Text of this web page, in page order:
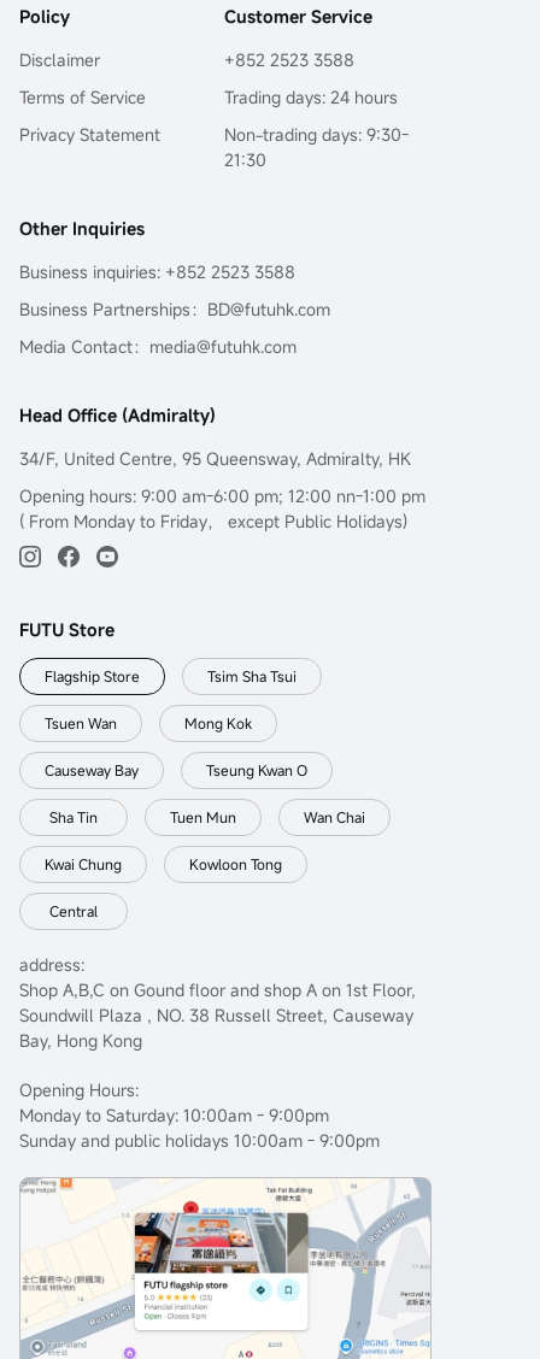
Policy
Disclaimer
Terms of Service
Privacy Statement
Customer Service
+852 2523 3588
Trading days: 24 hours
Non-trading days: 9:30-
21:30
Other Inquiries
Business inquiries: +852 2523 3588
Business Partnerships：BD@futuhk.com
Media Contact：media@futuhk.com
Head Office (Admiralty)
34/F, United Centre, 95 Queensway, Admiralty, HK
Opening hours: 9:00 am-6:00 pm; 12:00 nn-1:00 pm
( From Monday to Friday， except Public Holidays)
FUTU Store
Flagship Store Tsim Sha Tsui
Tsuen Wan Mong Kok
Causeway Bay Tseung Kwan O
Sha Tin Tuen Mun Wan Chai
Kwai Chung Kowloon Tong
Central
address:
Shop A,B,C on Gound floor and shop A on 1st Floor,
Soundwill Plaza , NO. 38 Russell Street, Causeway
Bay, Hong Kong
Opening Hours:
Monday to Saturday: 10:00am - 9:00pm
Sunday and public holidays 10:00am - 9:00pm